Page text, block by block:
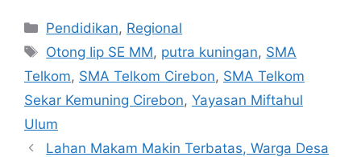
Kategori
Pendidikan, Regional
Tag
Otong Iip SE MM, putra kuningan, SMA
Telkom, SMA Telkom Cirebon, SMA Telkom
Sekar Kemuning Cirebon, Yayasan Miftahul
Ulum
Lahan Makam Makin Terbatas, Warga Desa